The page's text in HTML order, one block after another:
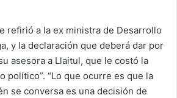
refirió a la ex ministra de Desarrollo
y la declaración que deberá dar por
asesora a Llaitul, que le costó la
político”. “Lo que ocurre es que la
se conversa es una decisión de